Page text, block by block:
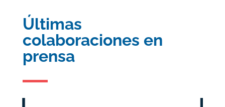
Últimas
colaboraciones en
prensa